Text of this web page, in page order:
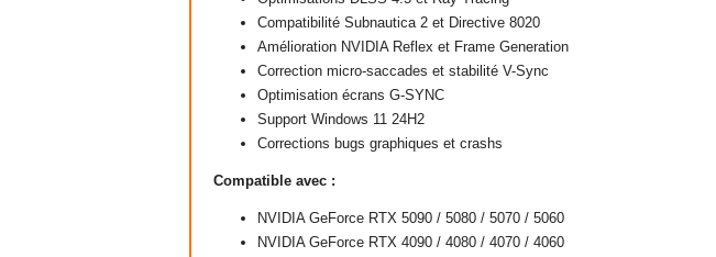
Compatibilité Subnautica 2 et Directive 8020
Amélioration NVIDIA Reflex et Frame Generation
Correction micro-saccades et stabilité V-Sync
Optimisation écrans G-SYNC
Support Windows 11 24H2
Corrections bugs graphiques et crashs
Compatible avec :
NVIDIA GeForce RTX 5090 / 5080 / 5070 / 5060
NVIDIA GeForce RTX 4090 / 4080 / 4070 / 4060